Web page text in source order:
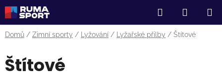
Přejít
na
obsah
Hledat
KOŠÍK
Domů / Zimní sporty / Lyžování / Lyžařské přilby / Štítové
Štítové